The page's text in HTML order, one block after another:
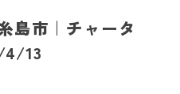
1775
島市｜チャータ
4/13